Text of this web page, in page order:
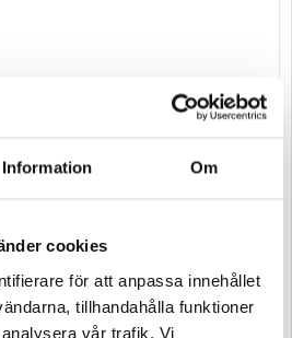
Information Om
cookies
för att anpassa innehållet
tillhandahålla funktioner
vår trafik. Vi
dynamisk huvudspårning
exkursion